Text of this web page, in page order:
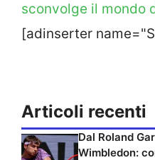
sconvolge il mondo
[adinserter
Articoli recenti
Dal Roland
Wimbledon: